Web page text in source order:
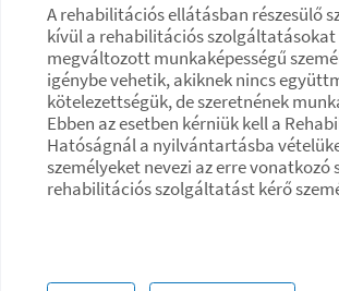
A rehabilitációs ellátásban részesülő
kívül a rehabilitációs szolgáltatásokat
megváltozott munkaképességű
igénybe vehetik, akiknek nincs
kötelezettségük, de szeretnének
Ebben az esetben kérniük kell a
Hatóságnál a nyilvántartásba
személyeket nevezi az erre vonatkozó
rehabilitációs szolgáltatást kérő